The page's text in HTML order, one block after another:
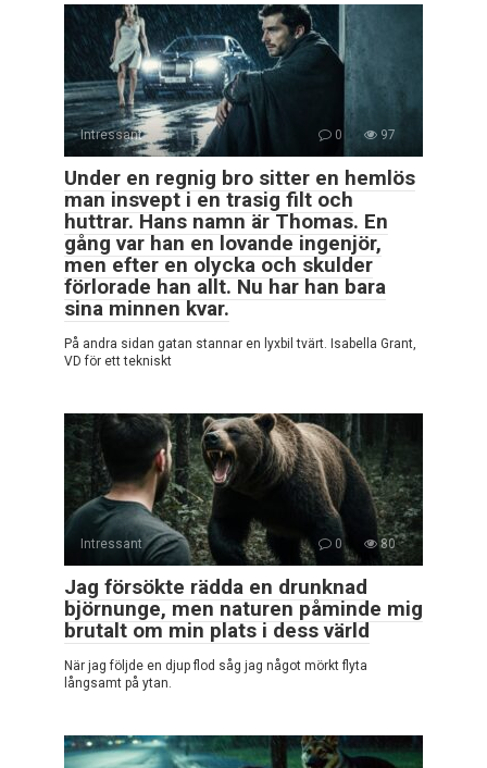
Intressant 0 97
Under en regnig bro sitter en hemlös
man insvept i en trasig filt och
huttrar. Hans namn är Thomas. En
gång var han en lovande ingenjör,
men efter en olycka och skulder
förlorade han allt. Nu har han bara
sina minnen kvar.
På andra sidan gatan stannar en lyxbil tvärt. Isabella Grant,
VD för ett tekniskt
Intressant 0 80
Jag försökte rädda en drunknad
björnunge, men naturen påminde mig
brutalt om min plats i dess värld
När jag följde en djup flod såg jag något mörkt flyta
långsamt på ytan.